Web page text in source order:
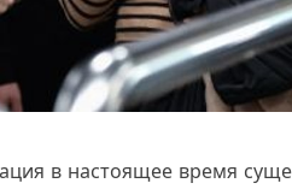
в настоящее время